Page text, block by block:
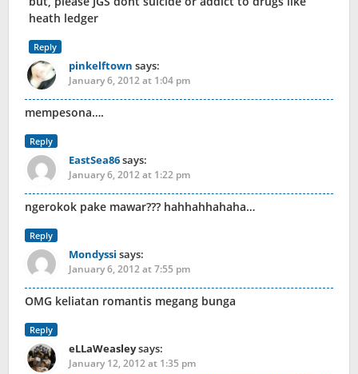
heath ledger
Reply
pinkelftown says:
January 6, 2012 at 1:04 pm
mempesona….
Reply
EastSea86says:
January 6, 2012 at 1:22 pm
ngerokok pake mawar??? hahhahhahaha…
Reply
Mondyssi says:
January 6, 2012 at 7:55 pm
OMG keliatan romantis megang bunga
Reply
eLLaWeasleysays:
January 12, 2012 at 1:35 pm